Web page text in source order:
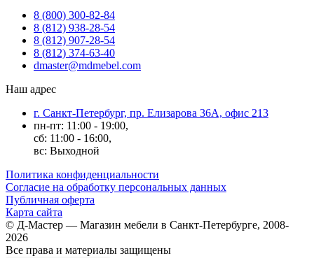
8 (800) 300-82-84
8 (812) 938-28-54
8 (812) 907-28-54
8 (812) 374-63-40
dmaster@mdmebel.com
Наш адрес
г. Санкт-Петербург, пр. Елизарова 36А, офис 213
пн-пт: 11:00 - 19:00,
сб: 11:00 - 16:00,
вс: Выходной
Политика конфиденциальности
Согласие на обработку персональных данных
Публичная оферта
Карта сайта
© Д-Мастер — Магазин мебели в Санкт-Петербурге, 2008-
2026
Все права и материалы защищены